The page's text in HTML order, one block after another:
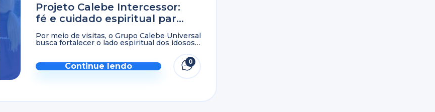
Projeto Calebe Intercessor:
fé e cuidado espiritual para
idosos
Por meio de visitas, o Grupo Calebe Universal
busca fortalecer o lado espiritual dos idosos,
àqueles que, pela fé, são fortalecidos e ...
Continue lendo 0